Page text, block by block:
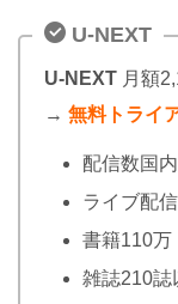
U-NEXT
U-NEXT 月額
→ 無料トライ
配信数国
ライブ配
書籍110万
雑誌210誌